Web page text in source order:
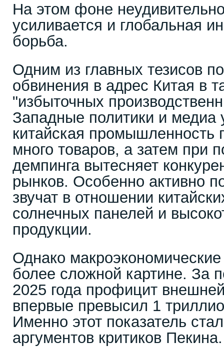
На этом фоне
усиливается и глобальная
борьба.
Одним из главных тезисов
обвинения в адрес Китая в
"избыточных
Западные политики и медиа
китайская промышленность
много товаров, а затем при
демпинга вытесняет
рынков. Особенно активно
звучат в отношении
солнечных панелей и
продукции.
Однако макроэкономические
более сложной картине. За
2025 года профицит
впервые превысил 1
Именно этот показатель
аргументов критиков Пекина.